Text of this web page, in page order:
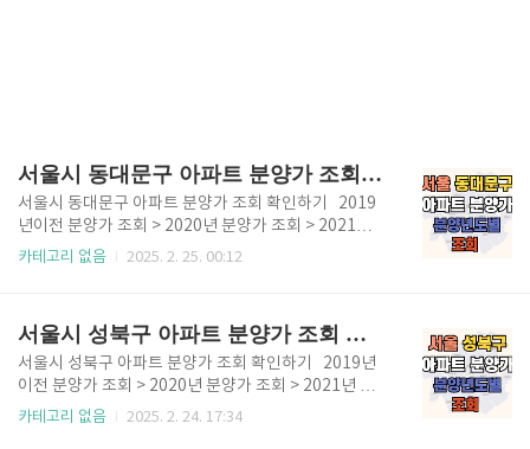
서울시 동대문구 아파트 분양가 조회 확인하기
서울시 동대문구 아파트 분양가 조회 확인하기 2019
년이전 분양가 조회 > 2020년 분양가 조회 > 2021년
분양가 조회 > 2022년 분양가 조회 > 2023년 분양가
다. 2020년부터 분양한 아파트는 아래 표에 작성하였
으니 확인 후 위 버튼을 활용하세요. ✅ 서울 동대문구 2
020년도 이후 분양한 아파트 안내 2020년도 분양한 동
대문구 아파트래미안 엘리니티장안에스아이팰리스20
21년도 분양한 동대문구 아파트브이티스타일2023년
카테고리 없음 2025. 2. 25. 00:12
서울시 성북구 아파트 분양가 조회 확인하기
서울시 성북구 아파트 분양가 조회 확인하기 2019년
이전 분양가 조회 > 2020년 분양가 조회 > 2021년 분
양가 조회 > 2022년 분양가 조회 > 2023년 분양가 조
카테고리 없음 2025. 2. 24. 17:34